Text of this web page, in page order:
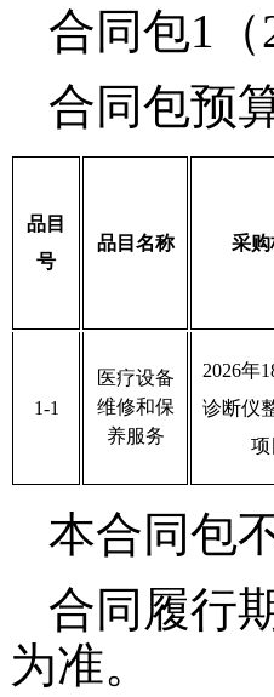
合同包1（
合同包预
品目
号
品目名称 采
1-1
医疗设备
维修和保
养服务
2026年
诊断仪
项
本合同包
合同履行
为准。